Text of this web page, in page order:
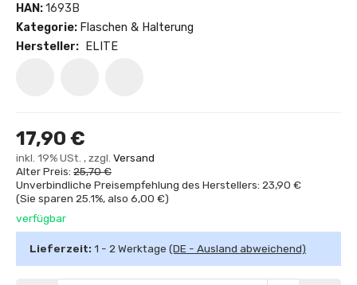
HAN:1693B
Kategorie: Flaschen & Halterung
Hersteller:
ELITE
17,90 €
inkl. 19% USt. , zzgl. Versand
Alter Preis: 25,70 €
Unverbindliche Preisempfehlung des Herstellers: 23,90 €
(Sie sparen 25.1%, also 6,00 €)
verfügbar
Lieferzeit: 1 - 2 Werktage (DE - Ausland abweichend)